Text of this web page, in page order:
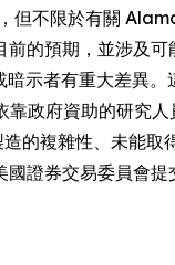
但不限於有關
的預期，並涉及
示者有重大差異
政府資助的研究
的複雜性、未能取
證券交易委員會